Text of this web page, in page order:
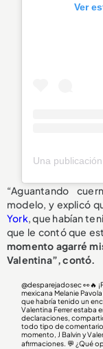
Ver
“Aguantando
modelo, y explicó
York, que habían
que le contó que
momento agarré
Valentina”, contó.
@desparejadosec👀🔥
mexicana Melanie
que habría tenido un
Valentina Ferrer estaba
declaraciones,
todo tipo de
momento, J Balvin y
afirmaciones. 💬 ¿Qué